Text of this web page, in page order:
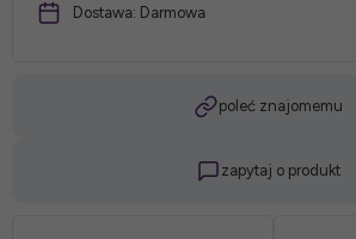
Dostawa: Darmowa
poleć znajomemu
zapytaj o produkt